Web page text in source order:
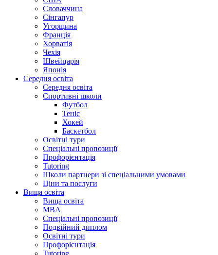
Словаччина
Сінгапур
Угорщина
Франція
Хорватія
Чехія
Швейцарія
Японія
Середня освіта
Середня освіта
Спортивні школи
Футбол
Теніс
Хокей
Баскетбол
Освітні тури
Спеціальні пропозиції
Профорієнтація
Tutoring
Школи партнери зі спеціальними умовами
Ціни та послуги
Вища освіта
Вища освіта
MBA
Спеціальні пропозиції
Подвійний диплом
Освітні тури
Профорієнтація
Tutoring